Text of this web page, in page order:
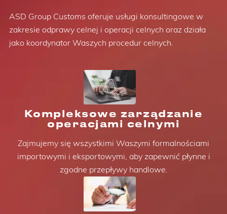
ASD Group Customs oferuje usługi konsultingowe w
zakresie odprawy celnej i operacji celnych oraz działa
jako koordynator Waszych procedur celnych.
Kompleksowe zarządzanie
operacjami celnymi
Zajmujemy się wszystkimi Waszymi formalnościami
importowymi i eksportowymi, aby zapewnić płynne i
zgodne przepływy handlowe.